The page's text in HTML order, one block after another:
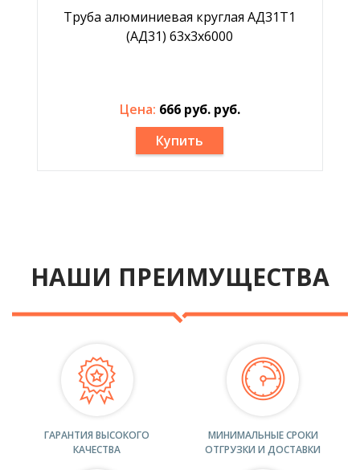
Труба алюминиевая круглая АД31Т1
(АД31) 63х3х6000
Цена: 666 руб. руб.
Купить
НАШИ ПРЕИМУЩЕСТВА
ГАРАНТИЯ ВЫСОКОГО
КАЧЕСТВА
МИНИМАЛЬНЫЕ СРОКИ
ОТГРУЗКИ И ДОСТАВКИ